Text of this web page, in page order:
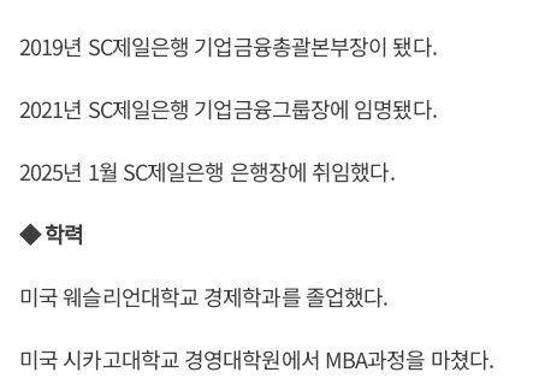
2019년 SC제일은행 기업금융총괄본부장이 됐다.
2021년 SC제일은행 기업금융그룹장에 임명됐다.
2025년 1월 SC제일은행 은행장에 취임했다.
◆ 학력
미국 웨슬리언대학교 경제학과를 졸업했다.
미국 시카고대학교 경영대학원에서 MBA과정을 마쳤다.